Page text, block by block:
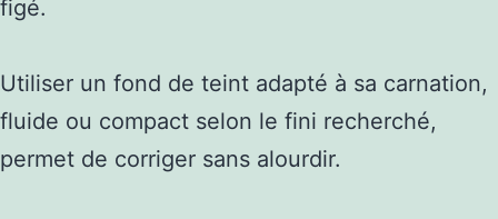
figé.
Utiliser un fond de teint adapté à sa carnation,
fluide ou compact selon le fini recherché,
permet de corriger sans alourdir.